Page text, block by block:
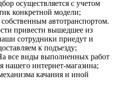
осуществляется с учетом
конкретной модели;
автотранспортом.
привести вышедшее из
сотрудники приедут и
к подъезду;
все виды выполненных работ
нашего интернет-магазина;
качания и иной